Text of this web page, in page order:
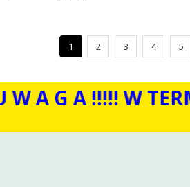
1 2 3 4 5
!!!!! W TERMINIE